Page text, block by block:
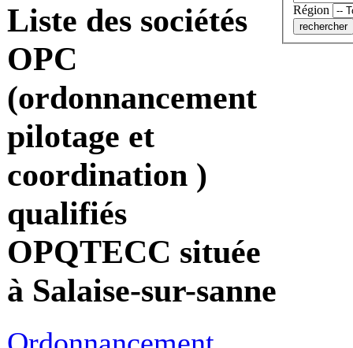
Liste des sociétés
OPC
(ordonnancement
pilotage et
coordination )
qualifiés
OPQTECC située
à Salaise-sur-sanne
Région